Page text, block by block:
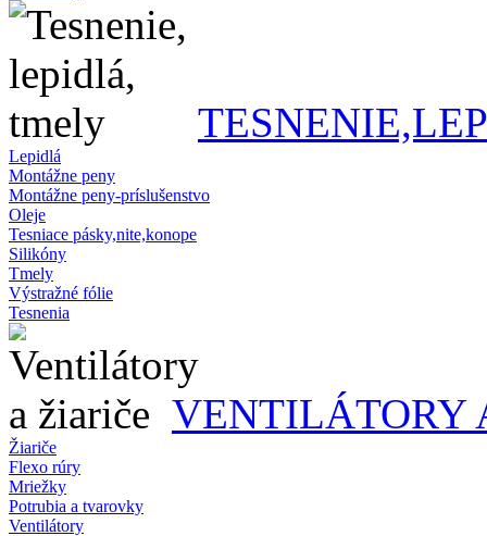
Lepidlá
Montážne peny
Montážne peny-príslušenstvo
Oleje
Tesniace pásky,nite,konope
Silikóny
Tmely
Výstražné fólie
Tesnenia
VENTILÁTORY
Žiariče
Flexo rúry
Mriežky
Potrubia a tvarovky
Ventilátory